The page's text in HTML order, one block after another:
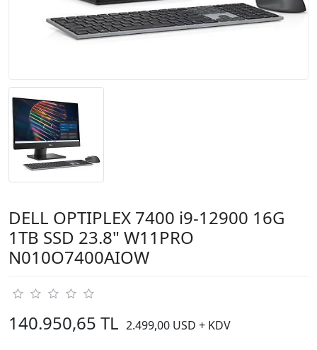
DELL OPTIPLEX 7400 i9-12900 16G
1TB SSD 23.8" W11PRO
N010O7400AIOW
140.950,65 TL 2.499,00 USD + KDV